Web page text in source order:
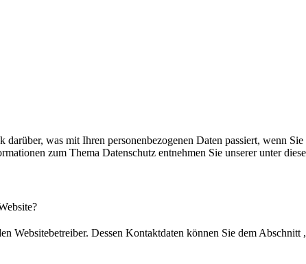
was mit Ihren personenbezogenen Daten passiert, wenn
zum Thema Datenschutz entnehmen Sie unserer unter
Websitebetreiber. Dessen Kontaktdaten können Sie dem